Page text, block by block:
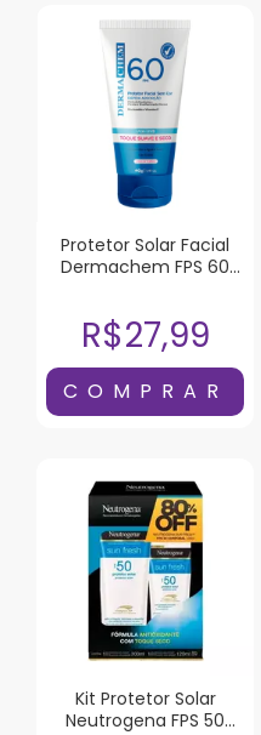
Protetor Solar Facial
Dermachem FPS 60
R$27,99
Kit Protetor Solar
Neutrogena FPS 50